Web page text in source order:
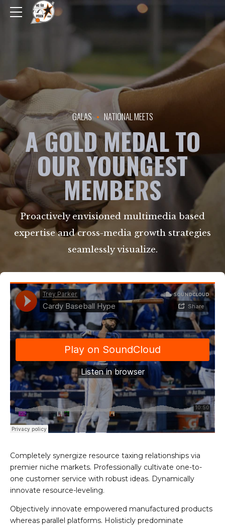
GALAS NATIONAL MEETS
A GOLD MEDAL TO
OUR YOUNGEST
MEMBERS
Proactively envisioned multimedia based
expertise and cross-media growth strategies
seamlessly visualize.
Completely synergize resource taxing relationships via
premier niche markets. Professionally cultivate one-to-
one customer service with robust ideas. Dynamically
innovate resource-leveling.
Objectively innovate empowered manufactured products
whereas parallel platforms. Holisticly predominate